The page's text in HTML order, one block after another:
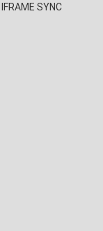
IFRAME SYNC